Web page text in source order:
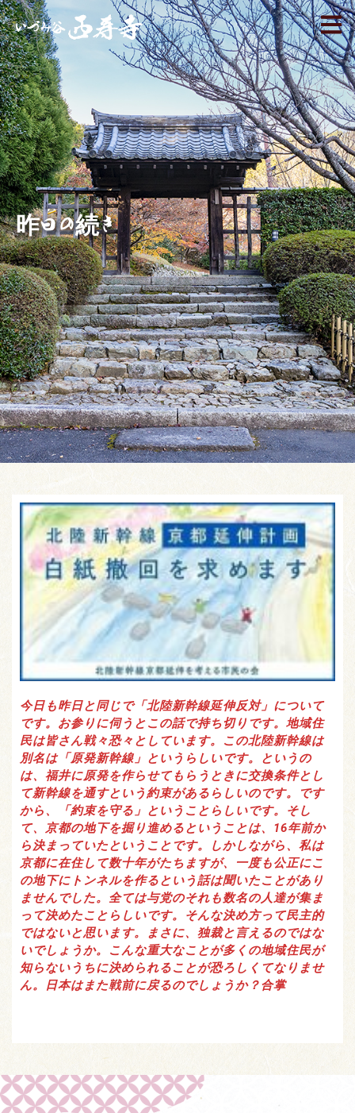
昨日の続き
今日も昨日と同じで「北陸新幹線延伸反対」について
です。お参りに伺うとこの話で持ち切りです。地域住
民は皆さん戦々恐々としています。この北陸新幹線は
別名は「原発新幹線」というらしいです。というの
は、福井に原発を作らせてもらうときに交換条件とし
て新幹線を通すという約束があるらしいのです。です
から、「約束を守る」ということらしいです。そし
て、京都の地下を掘り進めるということは、16年前か
ら決まっていたということです。しかしながら、私は
京都に在住して数十年がたちますが、一度も公正にこ
の地下にトンネルを作るという話は聞いたことがあり
ませんでした。全ては与党のそれも数名の人達が集ま
って決めたことらしいです。そんな決め方って民主的
ではないと思います。まさに、独裁と言えるのではな
いでしょうか。こんな重大なことが多くの地域住民が
知らないうちに決められることが恐ろしくてなりませ
ん。日本はまた戦前に戻るのでしょうか？合掌